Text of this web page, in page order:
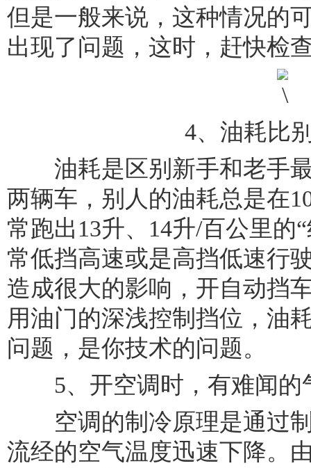
但是一般来说，这种情况的
出现了问题，这时，赶快检
4、油耗比
油耗是区别新手和老手最
两辆车，别人的油耗总是在
常跑出13升、14升/百公里的
常低挡高速或是高挡低速行
造成很大的影响，开自动挡
用油门的深浅控制挡位，油
问题，是你技术的问题。
5、开空调时，有难闻的
空调的制冷原理是通过制
流经的空气温度迅速下降。